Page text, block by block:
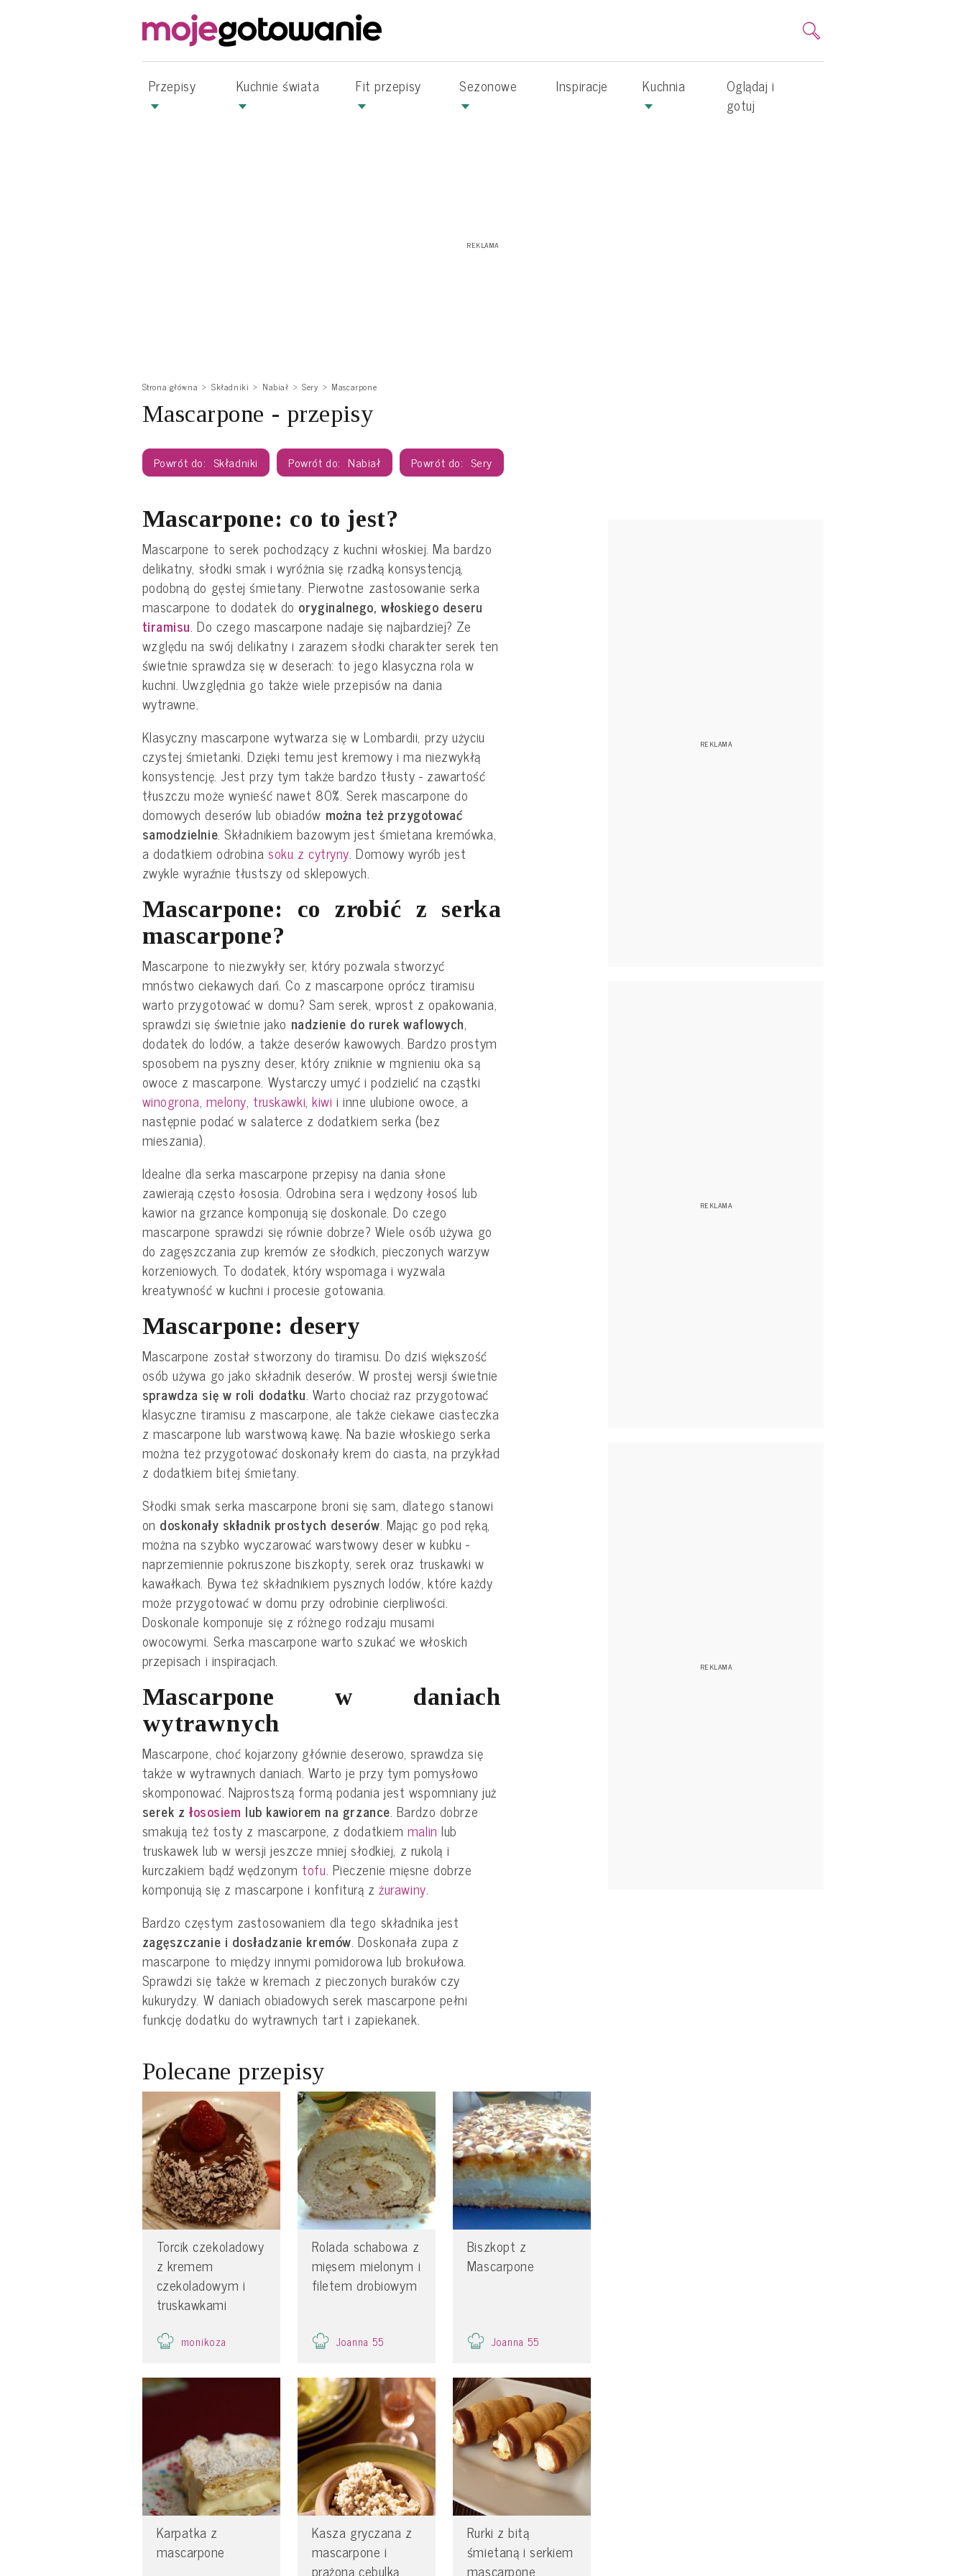
Przepisy Kuchnie świata Fit przepisy Sezonowe Inspiracje Kuchnia
Oglądaj i
gotuj
Strona główna Składniki Nabiał Sery Mascarpone
Mascarpone - przepisy
Składniki Nabiał Sery
Mascarpone: co to jest?
Mascarpone to serek pochodzący z kuchni włoskiej. Ma bardzo
delikatny, słodki smak i wyróżnia się rzadką konsystencją,
podobną do gęstej śmietany. Pierwotne zastosowanie serka
mascarpone to dodatek do oryginalnego, włoskiego deseru
tiramisu. Do czego mascarpone nadaje się najbardziej? Ze
względu na swój delikatny i zarazem słodki charakter serek ten
świetnie sprawdza się w deserach: to jego klasyczna rola w
kuchni. Uwzględnia go także wiele przepisów na dania
wytrawne.
Klasyczny mascarpone wytwarza się w Lombardii, przy użyciu
czystej śmietanki. Dzięki temu jest kremowy i ma niezwykłą
konsystencję. Jest przy tym także bardzo tłusty - zawartość
tłuszczu może wynieść nawet 80%. Serek mascarpone do
domowych deserów lub obiadów można też przygotować
samodzielnie. Składnikiem bazowym jest śmietana kremówka,
a dodatkiem odrobinasoku z cytryny. Domowy wyrób jest
zwykle wyraźnie tłustszy od sklepowych.
Mascarpone: co zrobić z serka
mascarpone?
Mascarpone to niezwykły ser, który pozwala stworzyć
mnóstwo ciekawych dań. Co z mascarpone oprócz tiramisu
warto przygotować w domu? Sam serek, wprost z opakowania,
sprawdzi się świetnie jako nadzienie do rurek waflowych,
dodatek do lodów, a także deserów kawowych. Bardzo prostym
sposobem na pyszny deser, który zniknie w mgnieniu oka są
owoce z mascarpone. Wystarczy umyć i podzielić na cząstki
winogrona, melony, truskawki,kiwi i inne ulubione owoce, a
następnie podać w salaterce z dodatkiem serka (bez
mieszania).
Idealne dla serka mascarpone przepisy na dania słone
zawierają często łososia. Odrobina sera i wędzony łosoś lub
kawior na grzance komponują się doskonale. Do czego
mascarpone sprawdzi się równie dobrze? Wiele osób używa go
do zagęszczania zup kremów ze słodkich, pieczonych warzyw
korzeniowych. To dodatek, który wspomaga i wyzwala
kreatywność w kuchni i procesie gotowania.
Mascarpone: desery
Mascarpone został stworzony do tiramisu. Do dziś większość
osób używa go jako składnik deserów. W prostej wersji świetnie
sprawdza się w roli dodatku. Warto chociaż raz przygotować
klasyczne tiramisu z mascarpone, ale także ciekawe ciasteczka
z mascarpone lub warstwową kawę. Na bazie włoskiego serka
można też przygotować doskonały krem do ciasta, na przykład
z dodatkiem bitej śmietany.
Słodki smak serka mascarpone broni się sam, dlatego stanowi
on doskonały składnik prostych deserów. Mając go pod ręką,
można na szybko wyczarować warstwowy deser w kubku -
naprzemiennie pokruszone biszkopty, serek oraz truskawki w
kawałkach. Bywa też składnikiem pysznych lodów, które każdy
może przygotować w domu przy odrobinie cierpliwości.
Doskonale komponuje się z różnego rodzaju musami
owocowymi. Serka mascarpone warto szukać we włoskich
przepisach i inspiracjach.
Mascarpone w daniach
wytrawnych
Mascarpone, choć kojarzony głównie deserowo, sprawdza się
także w wytrawnych daniach. Warto je przy tym pomysłowo
skomponować. Najprostszą formą podania jest wspomniany już
serek z łososiem lub kawiorem na grzance. Bardzo dobrze
smakują też tosty z mascarpone, z dodatkiem malin lub
truskawek lub w wersji jeszcze mniej słodkiej, z rukolą i
kurczakiem bądź wędzonym tofu. Pieczenie mięsne dobrze
komponują się z mascarpone i konfiturą zżurawiny.
Bardzo częstym zastosowaniem dla tego składnika jest
zagęszczanie i dosładzanie kremów. Doskonała zupa z
mascarpone to między innymi pomidorowa lub brokułowa.
Sprawdzi się także w kremach z pieczonych buraków czy
kukurydzy. W daniach obiadowych serek mascarpone pełni
funkcję dodatku do wytrawnych tart i zapiekanek.
Polecane przepisy
Torcik czekoladowy
z kremem
czekoladowym i
truskawkami
monikoza
Rolada schabowa z
mięsem mielonym i
filetem drobiowym
Joanna 55
Biszkopt z
Mascarpone
Joanna 55
Karpatka z
mascarpone
Kasza gryczana z
mascarpone i
prażoną cebulką
Rurki z bitą
śmietaną i serkiem
mascarpone